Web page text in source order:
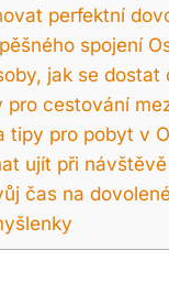
perfektní
spojení
jak se
pro cestování
tipy pro pobyt v
ujít při
čas na